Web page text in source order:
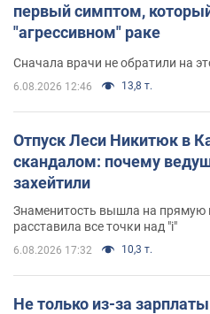
первый симптом,
"агрессивном" раке
Сначала врачи не обратили на
6.08.2026 12:46 13,8 т.
Отпуск Леси Никитюк в
скандалом: почему
захейтили
Знаменитость вышла на прямую
расставила все точки над "i"
6.08.2026 17:32 10,3 т.
Не только из-за